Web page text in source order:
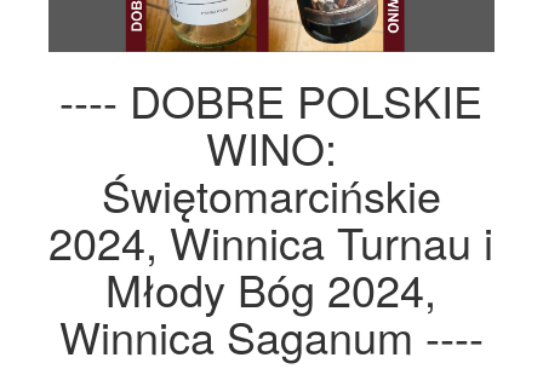
---- DOBRE POLSKIE
WINO:
Świętomarcińskie
2024, Winnica Turnau i
Młody Bóg 2024,
Winnica Saganum ----